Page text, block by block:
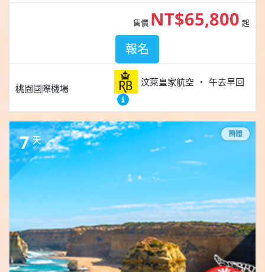
桃園國際機場
汶萊皇家航空 午去早回
售價 NT$65,800 起
報名
7 天
團體